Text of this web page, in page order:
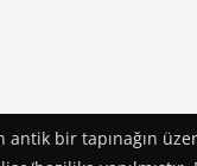
antik bir tapınağın